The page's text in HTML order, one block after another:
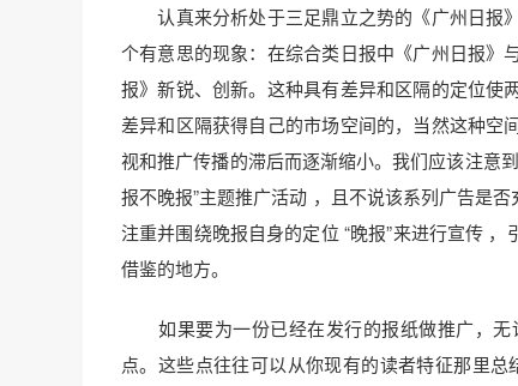
认真来分析处于三足鼎立之势的《广州日报
个有意思的现象：在综合类日报中《广州日报》
报》新锐、创新。这种具有差异和区隔的定位使
差异和区隔获得自己的市场空间的，当然这种空
视和推广传播的滞后而逐渐缩小。我们应该注意
报不晚报”主题推广活动 ，且不说该系列广告是
注重并围绕晚报自身的定位 “晚报”来进行宣传
借鉴的地方。
如果要为一份已经在发行的报纸做推广，无
点。这些点往往可以从你现有的读者特征那里